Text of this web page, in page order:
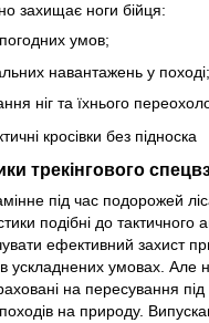
захищає ноги бійця:
погодних умов;
навантажень у поході;
ніг та їхнього
трекінгового
під час подорожей
подібні до тактичного
ефективний захист
ускладнених умовах. Але
на пересування
на природу.